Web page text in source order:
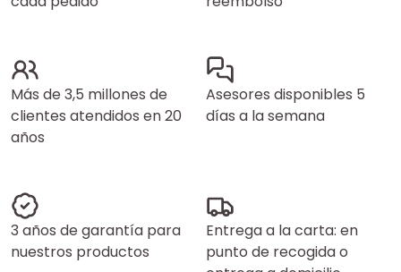
Más de 3,5 millones de
clientes atendidos en 20
años
Asesores disponibles 5
días a la semana
3 años de garantía para
nuestros productos
Entrega a la carta: en
punto de recogida o